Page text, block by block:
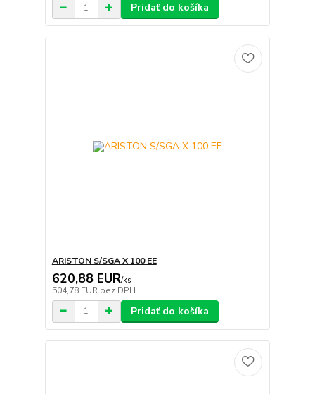
Pridať do košíka
ARISTON S/SGA X 100 EE
620,88 EUR/ks
504,78 EUR bez DPH
Pridať do košíka